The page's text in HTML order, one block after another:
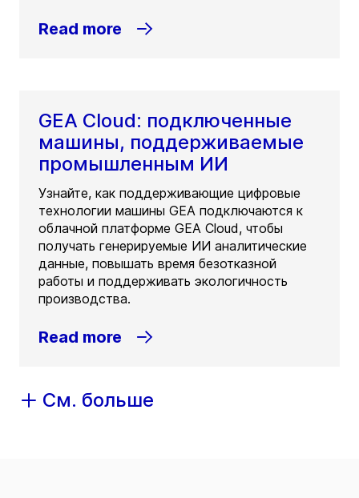
Read more
GEA Cloud: подключенные
машины, поддерживаемые
промышленным ИИ
Узнайте, как поддерживающие цифровые
технологии машины GEA подключаются к
облачной платформе GEA Cloud, чтобы
получать генерируемые ИИ аналитические
данные, повышать время безотказной
работы и поддерживать экологичность
производства.
Read more
См. больше